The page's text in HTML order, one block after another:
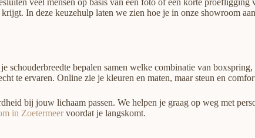
veel mensen op basis van een foto of een korte
In deze keuzehulp laten we zien hoe je in onze showroom
schouderbreedte bepalen samen welke combinatie van
te ervaren. Online zie je kleuren en maten, maar steun en
bij jouw lichaam passen. We helpen je graag op weg met
in Zoetermeervoordat je langskomt.